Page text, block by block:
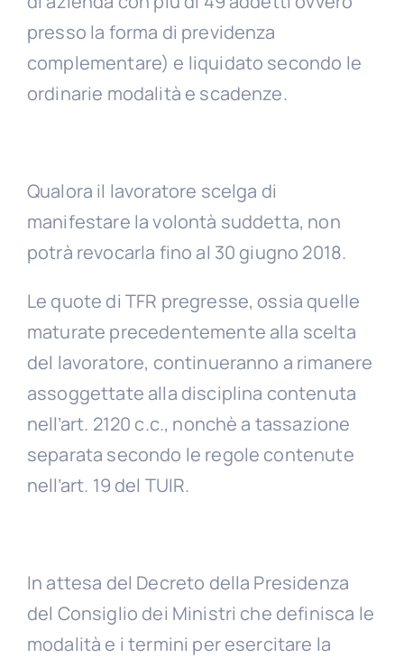
presso la forma di previdenza
complementare) e liquidato secondo le
ordinarie modalità e scadenze.
Qualora il lavoratore scelga di
manifestare la volontà suddetta, non
potrà revocarla fino al 30 giugno 2018.
Le quote di TFR pregresse, ossia quelle
maturate precedentemente alla scelta
del lavoratore, continueranno a rimanere
assoggettate alla disciplina contenuta
nell’art. 2120 c.c., nonchè a tassazione
separata secondo le regole contenute
nell’art. 19 del TUIR.
In attesa del Decreto della Presidenza
del Consiglio dei Ministri che definisca le
modalità e i termini per esercitare la